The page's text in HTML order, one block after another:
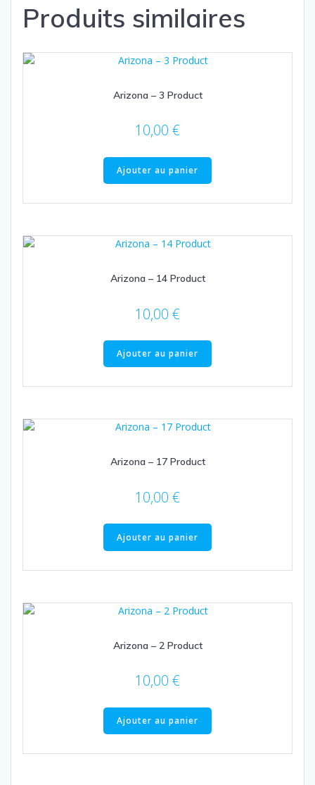
Produits similaires
Arizona – 3 Product
10,00 €
Ajouter au panier
Arizona – 14 Product
10,00 €
Ajouter au panier
Arizona – 17 Product
10,00 €
Ajouter au panier
Arizona – 2 Product
10,00 €
Ajouter au panier